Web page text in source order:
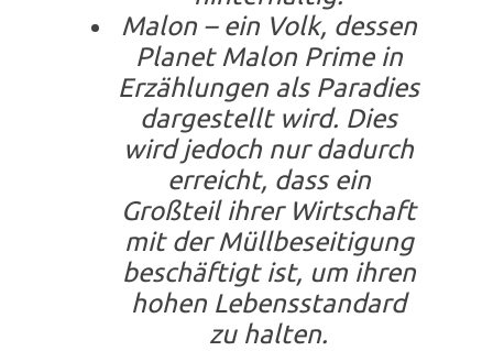
Malon – ein Volk, dessen
Planet Malon Prime in
Erzählungen als Paradies
dargestellt wird. Dies
wird jedoch nur dadurch
erreicht, dass ein
Großteil ihrer Wirtschaft
mit der Müllbeseitigung
beschäftigt ist, um ihren
hohen Lebensstandard
zu halten.